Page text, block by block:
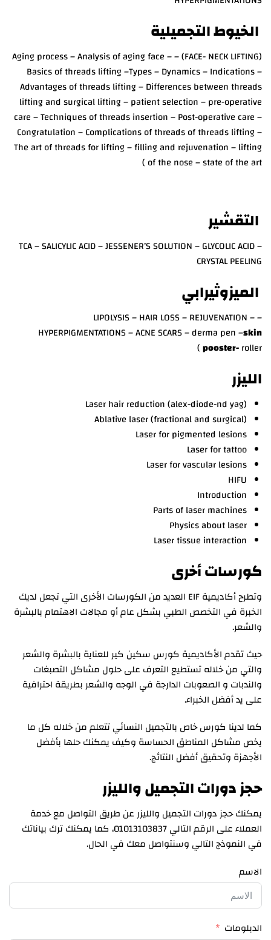
الخيوط التجميلية
(FACE- NECK LIFTING) – Aging process – Analysis of aging face –
Basics of threads lifting –Types – Dynamics – Indications –
Advantages of threads lifting – Differences between threads
lifting and surgical lifting – patient selection – pre-operative
care – Techniques of threads insertion – Post-operative care –
Congratulation – Complications of threads of threads lifting –
The art of threads for lifting – filling and rejuvenation – lifting
of the nose – state of the art )
التقشير
TCA – SALICYLIC ACID – JESSENER’S SOLUTION – GLYCOLIC ACID –
CRYSTAL PEELING
الميزوثيرابي
– LIPOLYSIS – HAIR LOSS – REJUVENATION –
HYPERPIGMENTATIONS – ACNE SCARS – derma pen –skin
pooster-roller )
الليزر
Laser hair reduction (alex-diode-nd yag)
Ablative laser (fractional and surgical)
Laser for pigmented lesions
Laser for tattoo
Laser for vascular lesions
HIFU
Introduction
Parts of laser machines
Physics about laser
Laser tissue interaction
كورسات أخرى
وتطرح أكاديمية EIF العديد من الكورسات الأخرى التي تجعل لديك
الخبرة في التخصص الطبي بشكل عام أو مجالات الاهتمام بالبشرة
والشعر.
حيث تقدم الأكاديمية كورس سكين كير للعناية بالبشرة والشعر
والتي من خلاله تستطيع التعرف على حلول مشاكل التصبغات
والندبات و الصعوبات الدارجة في الوجه والشعر بطريقة احترافية
على يد أفضل الخبراء.
كما لدينا كورس خاص بالتجميل النسائي تتعلم من خلاله كل ما
يخص مشاكل المناطق الحساسة وكيف يمكنك حلها بأفضل
الأجهزة وتحقيق أفضل النتائج.
حجز دورات التجميل والليزر
يمكنك حجز دورات التجميل والليزر عن طريق التواصل مع خدمة
العملاء على الرقم التالي 01013103837، كما يمكنك ترك بياناتك
في النموذج التالي وسنتواصل معك في الحال.
الاسم
الدبلومات